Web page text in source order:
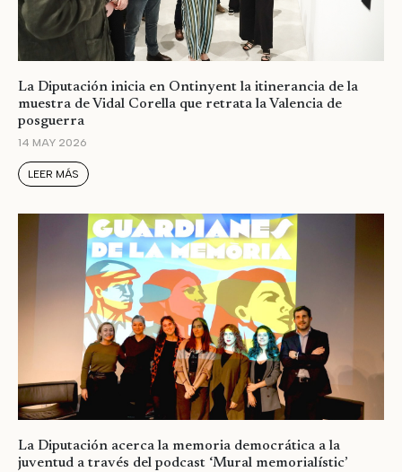
La Diputación inicia en Ontinyent la itinerancia de la
muestra de Vidal Corella que retrata la Valencia de
posguerra
14 MAY 2026
LEER MÁS
La Diputación acerca la memoria democrática a la
juventud a través del podcast ‘Mural memorialístic’